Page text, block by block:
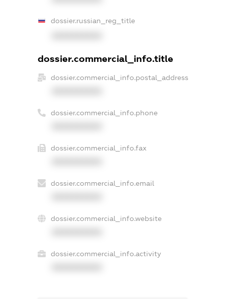
dossier.russian_reg_title
dossier.commercial_info.title
dossier.commercial_info.postal_address
dossier.commercial_info.phone
dossier.commercial_info.fax
dossier.commercial_info.email
dossier.commercial_info.website
dossier.commercial_info.activity